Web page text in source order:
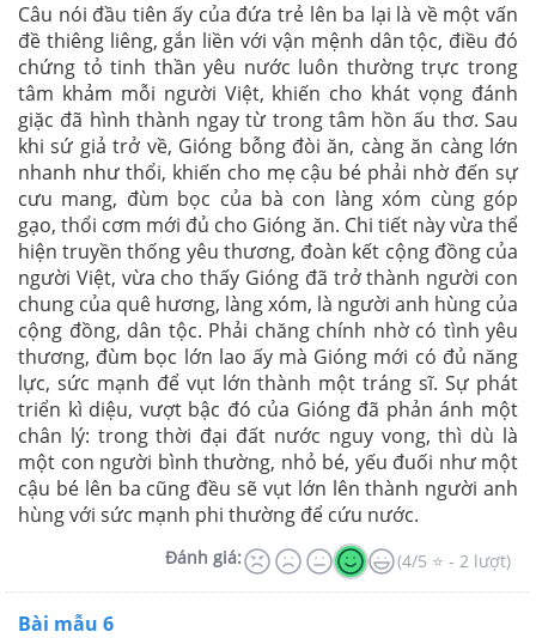
Câu nói đầu tiên ấy của đứa trẻ lên ba lại là về một vấn
đề thiêng liêng, gắn liền với vận mệnh dân tộc, điều đó
chứng tỏ tinh thần yêu nước luôn thường trực trong
tâm khảm mỗi người Việt, khiến cho khát vọng đánh
giặc đã hình thành ngay từ trong tâm hồn ấu thơ. Sau
khi sứ giả trở về, Gióng bỗng đòi ăn, càng ăn càng lớn
nhanh như thổi, khiến cho mẹ cậu bé phải nhờ đến sự
cưu mang, đùm bọc của bà con làng xóm cùng góp
gạo, thổi cơm mới đủ cho Gióng ăn. Chi tiết này vừa thể
hiện truyền thống yêu thương, đoàn kết cộng đồng của
người Việt, vừa cho thấy Gióng đã trở thành người con
chung của quê hương, làng xóm, là người anh hùng của
cộng đồng, dân tộc. Phải chăng chính nhờ có tình yêu
thương, đùm bọc lớn lao ấy mà Gióng mới có đủ năng
lực, sức mạnh để vụt lớn thành một tráng sĩ. Sự phát
triển kì diệu, vượt bậc đó của Gióng đã phản ánh một
chân lý: trong thời đại đất nước nguy vong, thì dù là
một con người bình thường, nhỏ bé, yếu đuối như một
cậu bé lên ba cũng đều sẽ vụt lớn lên thành người anh
hùng với sức mạnh phi thường để cứu nước.
Đánh giá: (4/5 ⭐ - 2 lượt)
Bài mẫu 6